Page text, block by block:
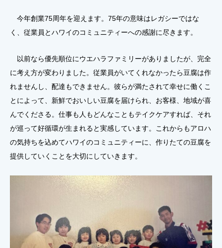
今年創業75周年を迎えます。75年の意味はレガシーではな
く、従業員とハワイのコミュニティーへの感謝に尽きます。
以前なら優先順位にウエハラファミリーがありましたが、完全
に考え方が変わりました。従業員がいてくれなかったら豆腐は作
れませんし、配達もできません。彼らが満たされて幸せに働くこ
とによって、新鮮でおいしい豆腐を届けられ、お客様、地域が喜
んでくださる。仕事も人もどんなこともテイクケアすれば、それ
が巡って好循環が生まれると実感しています。これからもアロハ
の気持ちを込めてハワイのコミュニティーに、作りたての豆腐を
提供していくことを大切にしていきます。